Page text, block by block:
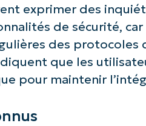
exprimer des
de sécurité,
des protocoles
que les
pour maintenir